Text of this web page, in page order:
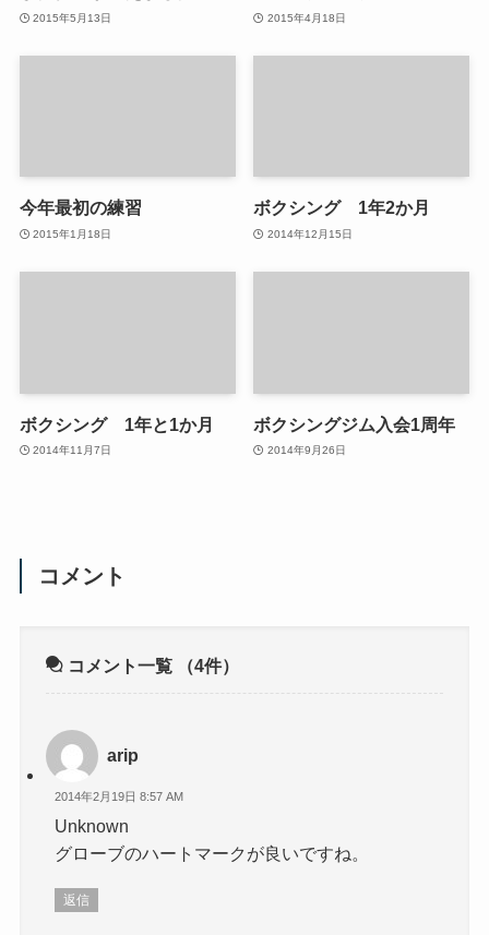
2015年5月13日 2015年4月18日
今年最初の練習
2015年1月18日
ボクシング 1年2か月
2014年12月15日
ボクシング 1年と1か月
2014年11月7日
ボクシングジム入会1周年
2014年9月26日
コメント
コメント一覧 （4件）
arip
2014年2月19日 8:57 AM
Unknown
グローブのハートマークが良いですね。
返信